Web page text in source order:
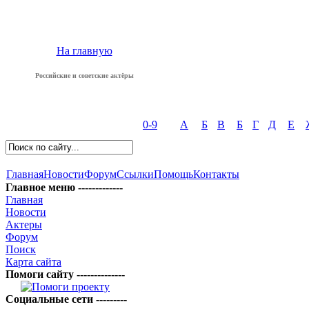
На главную
Российские и советские актёры
0-9 А Б В Б Г Д Е
ГлавнаяНовостиФорумСсылкиПомощьКонтакты
Главное меню -------------
Главная
Новости
Актеры
Форум
Поиск
Карта сайта
Помоги сайту --------------
Социальные сети ---------